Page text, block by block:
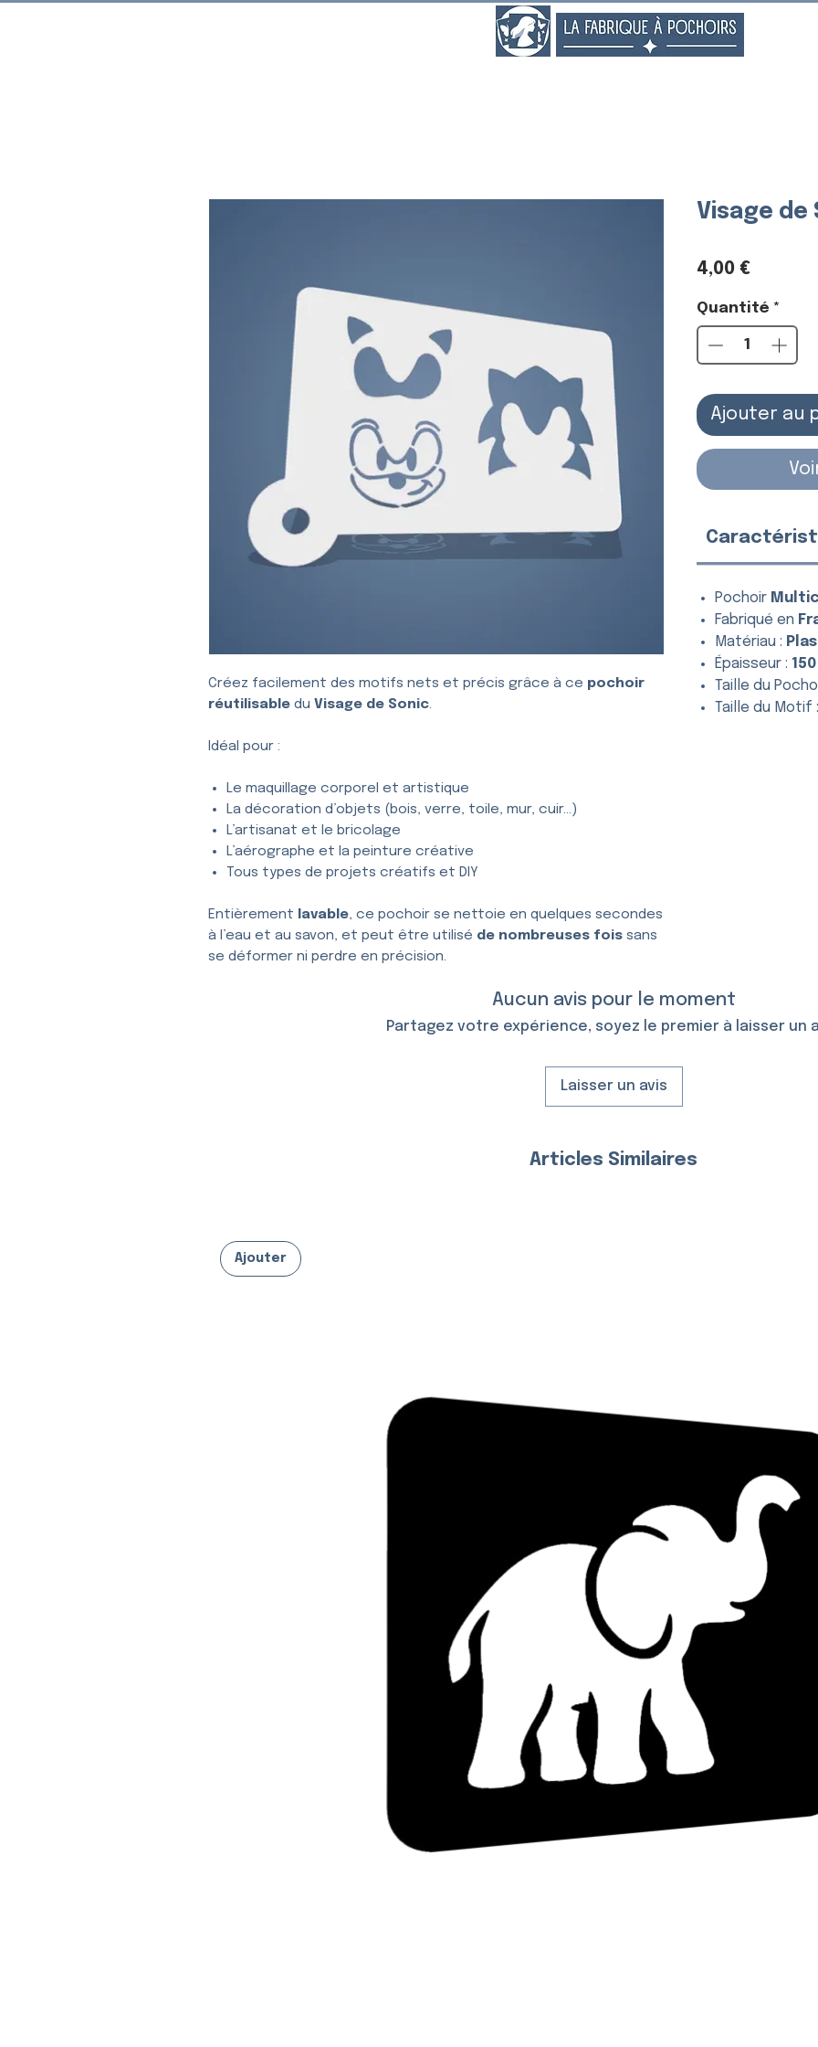
Créez facilement des motifs nets et précis grâce à ce pochoir
réutilisable du Visage de Sonic.
Idéal pour :
Le maquillage corporel et artistique
La décoration d’objets (bois, verre, toile, mur, cuir…)
L’artisanat et le bricolage
L’aérographe et la peinture créative
Tous types de projets créatifs et DIY
Entièrement lavable, ce pochoir se nettoie en quelques secondes
à l’eau et au savon, et peut être utilisé de nombreuses foissans
se déformer ni perdre en précision.
Visage de
4,00 €Prix
Quantité *
Ajouter au
Pochoir
Fabriqué en
Matériau :
Épaisseur :
Taille du
Taille du Motif
Aucun avis pour le moment
Partagez votre expérience, soyez le premier à laisser un
Laisser un avis
Articles Similaires
Ajouter